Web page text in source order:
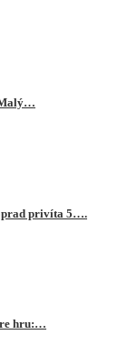
Malý…
privíta 5….
hru:…